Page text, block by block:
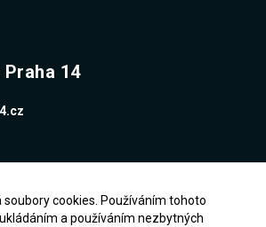
14
soubory cookies. Používáním tohoto
a používáním nezbytných